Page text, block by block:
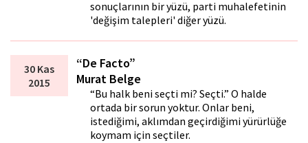
sonuçlarının bir yüzü, parti muhalefetinin
'değişim talepleri' diğer yüzü.
30 Kas
2015
“De Facto”
Murat Belge
“Bu halk beni seçti mi? Seçti.” O halde
ortada bir sorun yoktur. Onlar beni,
istediğimi, aklımdan geçirdiğimi yürürlüğe
koymam için seçtiler.